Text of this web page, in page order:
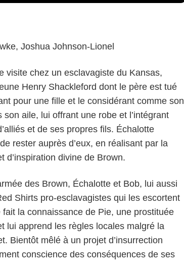
Joshua Johnson-Lionel
visite chez un esclavagiste du Kansas,
Henry Shackleford dont le père est tué
pour une fille et le considérant comme son
aile, lui offrant une robe et l’intégrant
et de ses propres fils. Échalotte
rester auprès d’eux, en réalisant par la
d’inspiration divine de Brown.
des Brown, Échalotte et Bob, lui aussi
Shirts pro-esclavagistes qui les escortent
la connaissance de Pie, une prostituée
lui apprend les règles locales malgré la
Bientôt mêlé à un projet d’insurrection
conscience des conséquences de ses